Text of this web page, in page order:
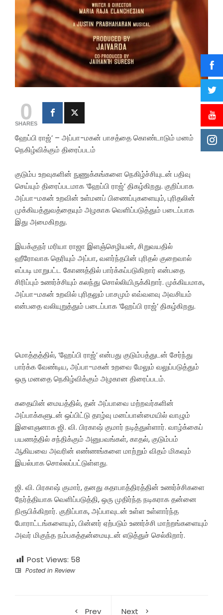
0
SHARES
ஹேப்பி ராஜ்’ – அப்பா-மகன் பாசத்தை கொண்டாடும் மனம்
நெகிழ்விக்கும் திரைப்படம்
குடும்ப உறவுகளின் நுணுக்கங்களை நெகிழ்ச்சியுடன் பதிவு
செய்யும் திரைப்படமாக ‘ஹேப்பி ராஜ்’ திகழ்கிறது. குறிப்பாக
அப்பா-மகன் உறவின் உள்மனப் பிணைப்புகளையும், புரிதலின்
முக்கியத்துவத்தையும் அழகாக வெளிப்படுத்தும் படைப்பாக
இது அமைகிறது.
இயக்குநர் மரியா ராஜா இளஞ்செழியன், சிறுவயதில்
ஹீரோவாக தெரியும் அப்பா, வளர்ந்தபின் புரிதல் குறைவால்
எப்படி மாறுபட்ட கோணத்தில் பார்க்கப்படுகிறார் என்பதை
சிரிப்பும் உணர்ச்சியும் கலந்து சொல்லியிருக்கிறார். முக்கியமாக,
அப்பா-மகன் உறவில் புரிதலும் பாசமும் எவ்வளவு அவசியம்
என்பதை வலியுறுத்தும் படைப்பாக ‘ஹேப்பி ராஜ்’ திகழ்கிறது.
மொத்தத்தில், ‘ஹேப்பி ராஜ்’ என்பது குடும்பத்துடன் சேர்ந்து
பார்க்க வேண்டிய, அப்பா-மகன் உறவை மேலும் வலுப்படுத்தும்
ஒரு மனதை நெகிழ்விக்கும் அழகான திரைப்படம்.
கதையின் மையத்தில், தன் அப்பாவை மற்றவர்களின்
அப்பாக்களுடன் ஒப்பிட்டு தாழ்வு மனப்பான்மையில் வாழும்
இளைஞனாக ஜி. வி. பிரகாஷ் குமார் நடித்துள்ளார். வாழ்க்கைப்
பயணத்தில் சந்திக்கும் அனுபவங்கள், காதல், குடும்பம்
ஆகியவை அவரின் எண்ணங்களை மாற்றும் விதம் மிகவும்
இயல்பாக சொல்லப்பட்டுள்ளது.
ஜி. வி. பிரகாஷ் குமார், தனது கதாபாத்திரத்தின் உணர்ச்சிகளை
நேர்த்தியாக வெளிப்படுத்தி, ஒரு முதிர்ந்த நடிகராக தன்னை
நிரூபிக்கிறார். குறிப்பாக, அப்பாவுடன் உள்ள உள்ளார்ந்த
போராட்டங்களையும், பின்னர் ஏற்படும் உணர்ச்சி மாற்றங்களையும்
அவர் மிகுந்த நம்பகத்தன்மையுடன் எடுத்துச் செல்கிறார்.
Post Views: 58
Posted in Review
Prev Next